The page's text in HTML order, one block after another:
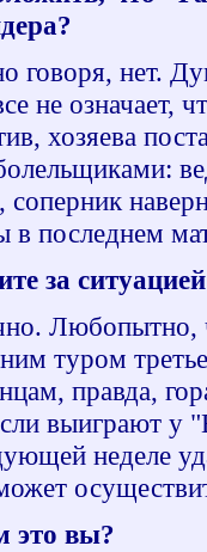
говоря, нет.
не означает,
хозяева
в последнем
за
Любопытно,
туром
правда,
выиграют у
неделе
это вы?